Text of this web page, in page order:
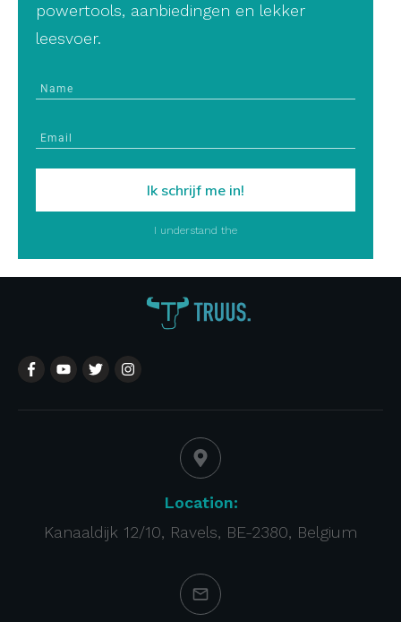
powertools, aanbiedingen en lekker
leesvoer.
Ik schrijf me in!
I understand the
Location:
Kanaaldijk 12/10, Ravels, BE-2380, Belgium